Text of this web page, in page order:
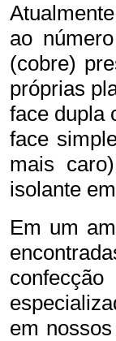
ao
(cobre)
próprias
face dupla
face
mais
isolante
Em um
em